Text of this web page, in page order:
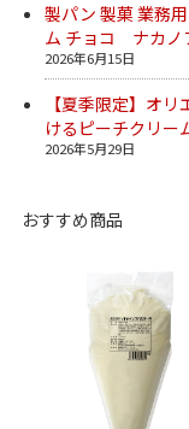
製パン 製菓 業務
ム チョコ ナカノ
2026年6月15日
【夏季限定】オ
けるピーチクリー
2026年5月29日
おすすめ商品